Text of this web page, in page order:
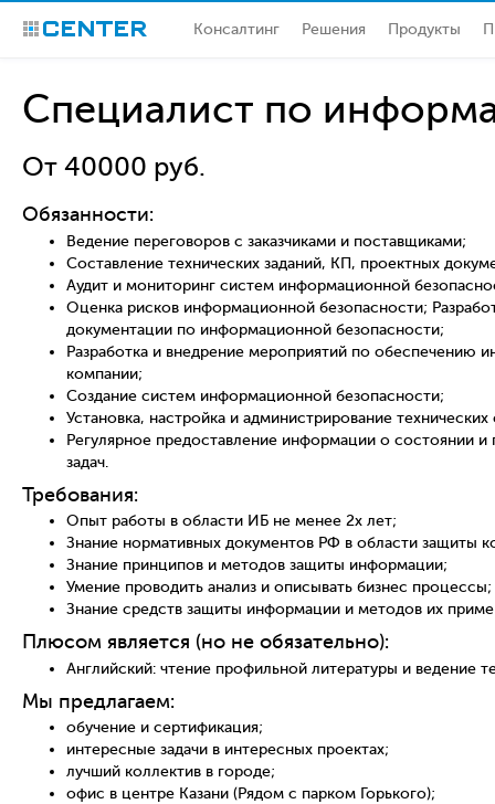
Консалтинг Решения Продукты
Специалист по
От 40000 руб.
Обязанности:
Ведение переговоров с заказчиками и поставщиками;
Составление технических заданий‚ КП‚ проектных
Аудит и мониторинг систем информационной
Оценка рисков информационной безопасности;
документации по информационной безопасности;
Разработка и внедрение мероприятий по обеспечению
компании;
Создание систем информационной безопасности;
Установка‚ настройка и администрирование
Регулярное предоставление информации о состоянии
задач.
Требования:
Опыт работы в области ИБ не менее 2х лет;
Знание нормативных документов РФ в области защиты
Знание принципов и методов защиты информации;
Умение проводить анализ и описывать бизнес процессы;
Знание средств защиты информации и методов их
Плюсом является (но не обязательно):
Английский: чтение профильной литературы и ведение
Мы предлагаем:
обучение и сертификация;
интересные задачи в интересных проектах;
лучший коллектив в городе;
офис в центре Казани (Рядом с парком Горького);